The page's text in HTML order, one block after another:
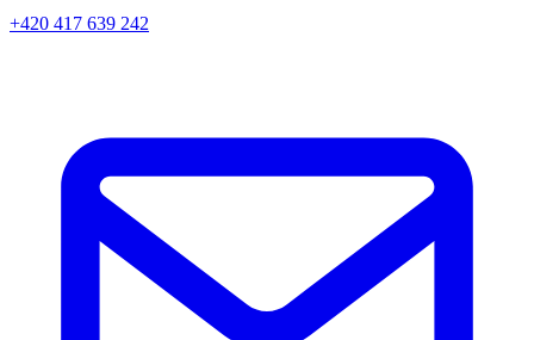
+420 417 639 242